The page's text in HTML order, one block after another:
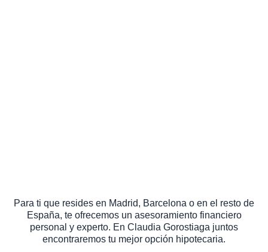
Para ti que resides en Madrid, Barcelona o en el resto de
España, te ofrecemos un asesoramiento financiero
personal y experto. En Claudia Gorostiaga juntos
encontraremos tu mejor opción hipotecaria.